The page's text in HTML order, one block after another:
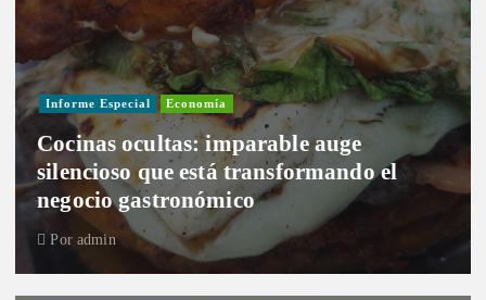
Informe Especial Economía
Cocinas ocultas: imparable auge
silencioso que está transformando el
negocio gastronómico
Por admin